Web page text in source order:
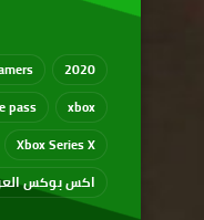
2020
xbox
pass
Xbox Series X
اكس بوكس